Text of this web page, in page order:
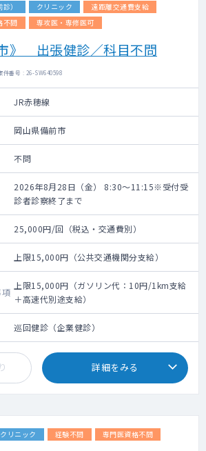
） クリニック
遠距離交通費支給
不問 専攻医・専修医可
》 出張健診／科目不問
番号 : 26-SW640598
JR赤穂線
岡山県備前市
不問
2026年8月28日（金） 8:30～11:15※受付受
診者診察終了まで
25,000円/回（税込・交通費別）
上限15,000円（公共交通機関分支給）
上限15,000円（ガソリン代：10円/1km支給
＋高速代別途支給）
巡回健診（企業健診）
詳細をみる
クリニック 経験不問 専門医資格不問